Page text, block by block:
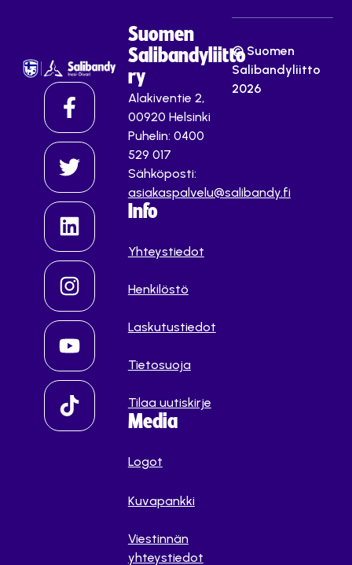
Suomen
Salibandyliitto
ry
Alakiventie 2,
00920 Helsinki
Puhelin: 0400
529 017
Sähköposti:
asiakaspalvelu@salibandy.fi
Info
Yhteystiedot
Henkilöstö
Laskutustiedot
Tietosuoja
Tilaa uutiskirje
Media
Logot
Kuvapankki
Viestinnän
yhteystiedot
© Suomen
Salibandyliitto
2026